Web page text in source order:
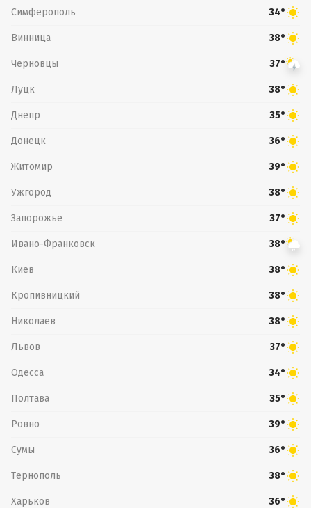
Симферополь 34°
Винница 38°
Черновцы 37°
Луцк 38°
Днепр 35°
Донецк 36°
Житомир 39°
Ужгород 38°
Запорожье 37°
Ивано-Франковск 38°
Киев 38°
Кропивницкий 38°
Николаев 38°
Львов 37°
Одесса 34°
Полтава 35°
Ровно 39°
Сумы 36°
Тернополь 38°
Харьков 36°